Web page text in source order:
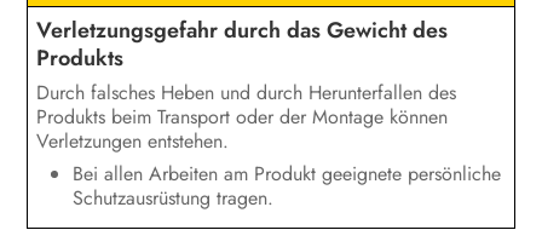
Verletzungsgefahr durch das Gewicht des
Produkts
Durch falsches Heben und durch Herunterfallen des
Produkts beim Transport oder der Montage können
Verletzungen entstehen.
Bei allen Arbeiten am Produkt geeignete persönliche
Schutzausrüstung tragen.